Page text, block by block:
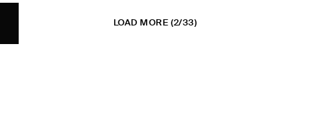
LOAD MORE (2/33)